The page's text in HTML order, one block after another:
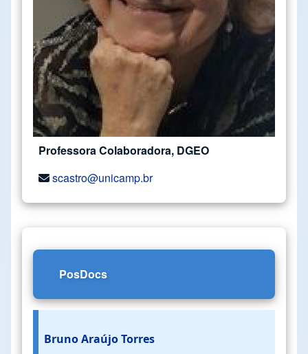
Professora Colaboradora, DGEO
scastro@unicamp.br
PosDocs
Bruno Araújo Torres